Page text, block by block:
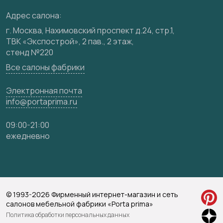
Видео
Карта сайта
Адрес салона:
г. Москва, Нахимовский проспект д.24, стр.1,
ТВК «Экспострой», 2 пав., 2 этаж,
стенд №220
Все салоны фабрики
Электронная почта
info@portaprima.ru
09:00-21:00
ежедневно
© 1993-2026 Фирменный интернет-магазин и сеть
салонов мебельной фабрики «Porta prima»
Политика обработки персональных данных